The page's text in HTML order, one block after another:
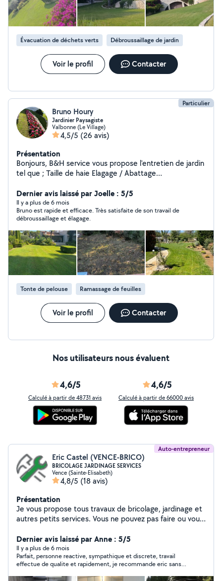
Évacuation de déchets verts Débroussaillage de jardin
Voir le profil Contacter
Particulier
Bruno Houry
Jardinier Paysagiste
Valbonne (Le Village)
4,5/5 (26 avis)
Présentation
Bonjours, B&H service vous propose l'entretien de jardin
tel que ; Taille de haie Elagage / Abattage
phytosanitaires Tonte Arrosage auto Créations ;
Plantation et aménagement Créations pelouse naturel
Créations terrain synthétique Créations terrain de
pétanque Pose de clôture soupple ou rigide Disponible
et outillé pour un jardin à votre image je suis disponible
Dernier avis laissé par Joelle : 5/5
Il y a plus de 6 mois
Bruno est rapide et efficace. Très satisfaite de son travail de
débroussaillage et élagage.
Tonte de pelouse Ramassage de feuilles
Voir le profil Contacter
Nos utilisateurs nous évaluent
4,6/5
Calculé à partir de 48731 avis
4,6/5
Calculé à partir de 66000 avis
Auto-entrepreneur
Eric Castel (VENCE-BRICO)
BRICOLAGE JARDINAGE SERVICES
Vence (Sainte-Elisabeth)
4,8/5 (18 avis)
Présentation
Je vous propose tous travaux de bricolage, jardinage et
autres petits services. Vous ne pouvez pas faire ou vous
Dernier avis laissé par Anne : 5/5
Il y a plus de 6 mois
Parfait, personne reactive, sympathique et discrete, travail
effectue de qualite et rapidement, je recommande eric sans